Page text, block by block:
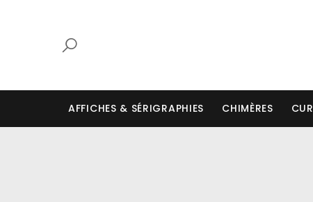
AFFICHES & SÉRIGRAPHIES CHIMÈRES